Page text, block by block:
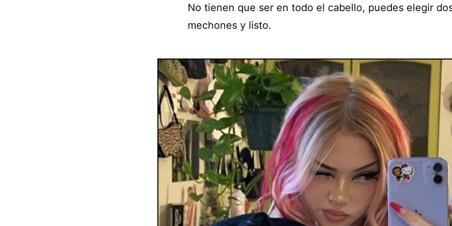
No tienen que ser en todo el cabello, puedes elegir
mechones y listo.